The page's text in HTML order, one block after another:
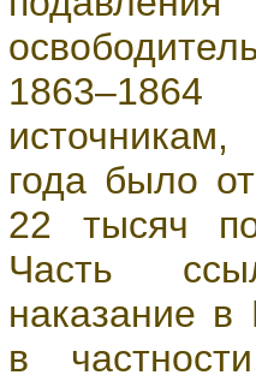
года было
22 тысяч
Часть
наказание в
в